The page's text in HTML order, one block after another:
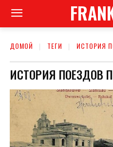
ДОМОЙ ТЕГИ ИСТОРИЯ
ИСТОРИЯ ПОЕЗДОВ